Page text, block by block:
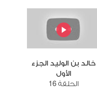
خالد بن الوليد الجزء
الأول
الحلقة 16